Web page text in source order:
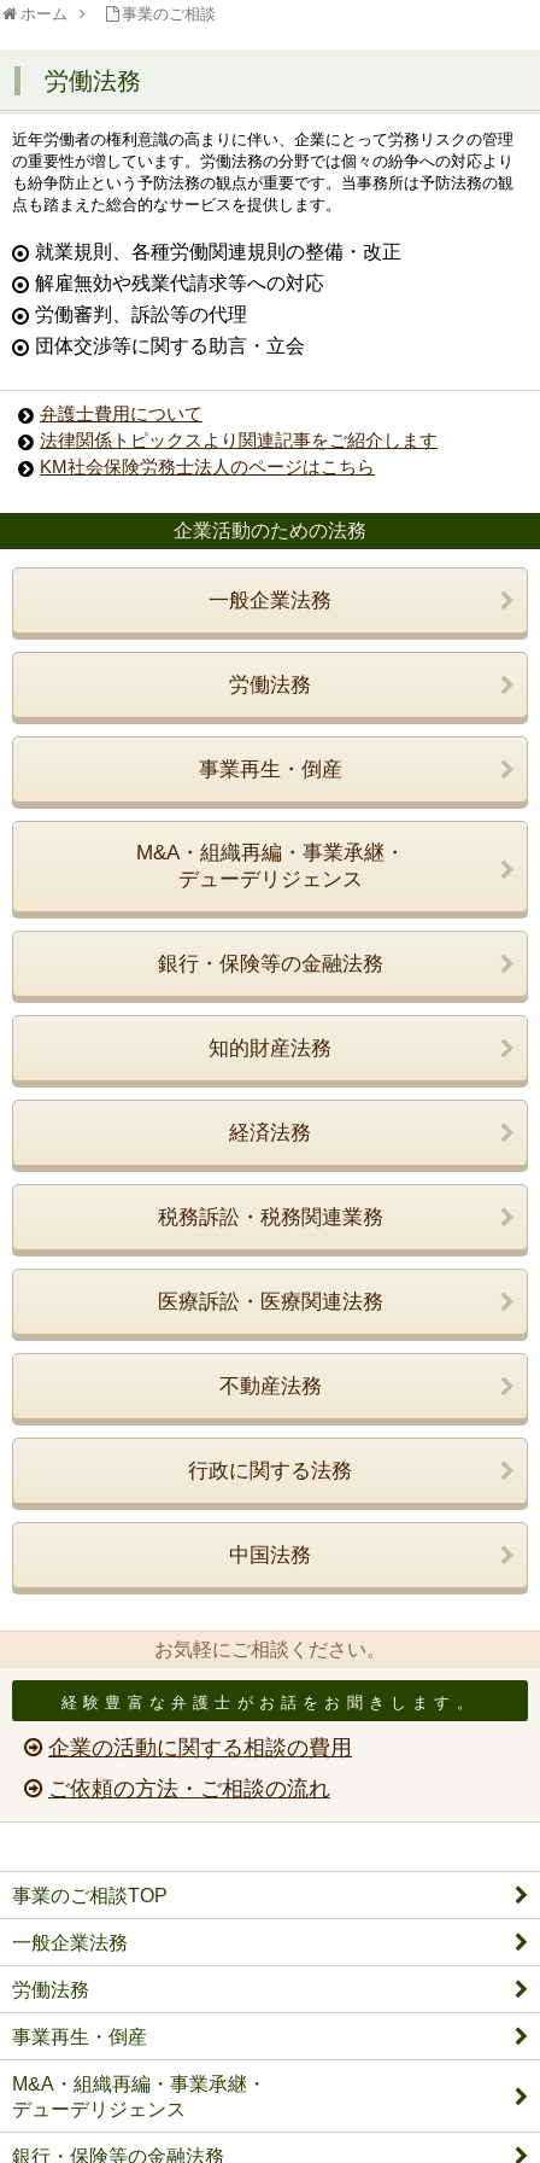
ホーム 事業のご相談
労働法務
近年労働者の権利意識の高まりに伴い、企業にとって労務リスクの管理
の重要性が増しています。労働法務の分野では個々の紛争への対応より
も紛争防止という予防法務の観点が重要です。当事務所は予防法務の観
点も踏まえた総合的なサービスを提供します。
就業規則、各種労働関連規則の整備・改正
解雇無効や残業代請求等への対応
労働審判、訴訟等の代理
団体交渉等に関する助言・立会
弁護士費用について
法律関係トピックスより関連記事をご紹介します
KM社会保険労務士法人のページはこちら
企業活動のための法務
一般企業法務
労働法務
事業再生・倒産
M&A・組織再編・事業承継・
デューデリジェンス
銀行・保険等の金融法務
知的財産法務
経済法務
税務訴訟・税務関連業務
医療訴訟・医療関連法務
不動産法務
行政に関する法務
中国法務
お気軽にご相談ください。
経験豊富な弁護士がお話をお聞きします。
企業の活動に関する相談の費用
ご依頼の方法・ご相談の流れ
事業のご相談TOP
一般企業法務
労働法務
事業再生・倒産
M&A・組織再編・事業承継・
デューデリジェンス
銀行・保険等の金融法務